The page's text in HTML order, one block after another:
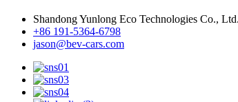
Shandong Yunlong Eco Technologies Co., Ltd.
+86 191-5364-6798
jason@bev-cars.com